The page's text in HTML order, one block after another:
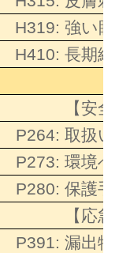
H319: 強い眼
H410: 長期
【安
P264: 取扱
P273: 環境
P280: 保護手
【応
P391: 漏出